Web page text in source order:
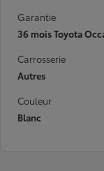
Garantie
36 mois Toyota
Carrosserie
Autres
Couleur
Blanc